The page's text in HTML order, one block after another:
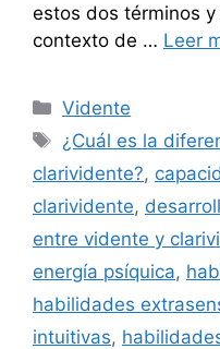
estos dos términos
contexto de … Leer
Categorías
Vidente
Etiquetas
¿Cuál es la
clarividente?,
clarividente,
entre vidente y
energía psíquica,
habilidades
intuitivas,